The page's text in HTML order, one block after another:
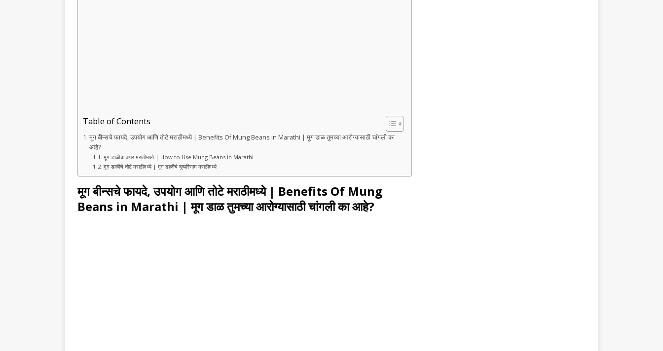
Table of Contents
मूग बीन्सचे फायदे, उपयोग आणि तोटे मराठीमध्ये | Benefits Of Mung Beans in Marathi | मूग डाळ तुमच्या आरोग्यासाठी चांगली का
आहे?
मूग डाळीचा वापर मराठीमध्ये | How to Use Mung Beans in Marathi
मूग डाळीचे तोटे मराठीमध्ये | मूग डाळीचे दुष्परिणाम मराठीमध्ये
मूग बीन्सचे फायदे,उपयोग आणि तोटे मराठीमध्ये | Benefits Of Mung
Beans in Marathi | मूग डाळ तुमच्या आरोग्यासाठी चांगली का आहे?